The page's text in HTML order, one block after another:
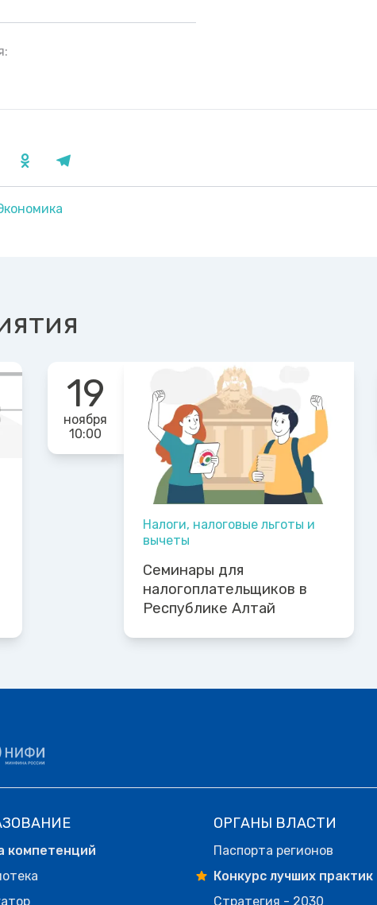
19
ноября
10:00
Налоги, налоговые льготы и
вычеты
Семинары для
налогоплательщиков в
Республике Алтай
компетенций
ОРГАНЫ ВЛАСТИ
Паспорта регионов
Конкурс лучших практик
Стратегия - 2030